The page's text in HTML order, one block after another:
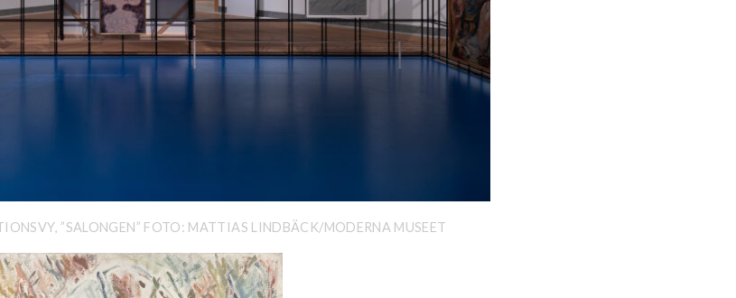
”SALONGEN” FOTO: MATTIAS LINDBÄCK/MODERNA MUSEET